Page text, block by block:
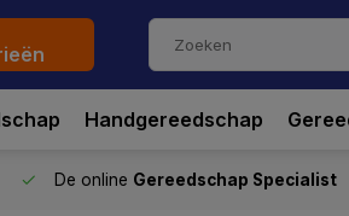
Handgereedschap
De online Gereedschap Specialist